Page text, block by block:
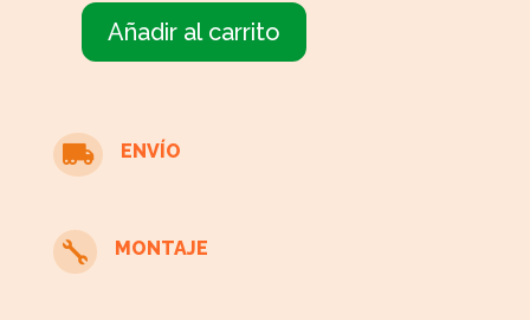
Mesilla
cantidad
Añadir al carrito
 ENVÍO
 MONTAJE